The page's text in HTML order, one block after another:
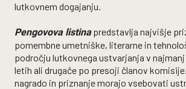
lutkovnem dogajanju.
Pengovova listina predstavlja najvišje
pomembne umetniške, literarne in
področju lutkovnega ustvarjanja v
letih ali drugače po presoji članov
nagrado in priznanje morajo vsebovati